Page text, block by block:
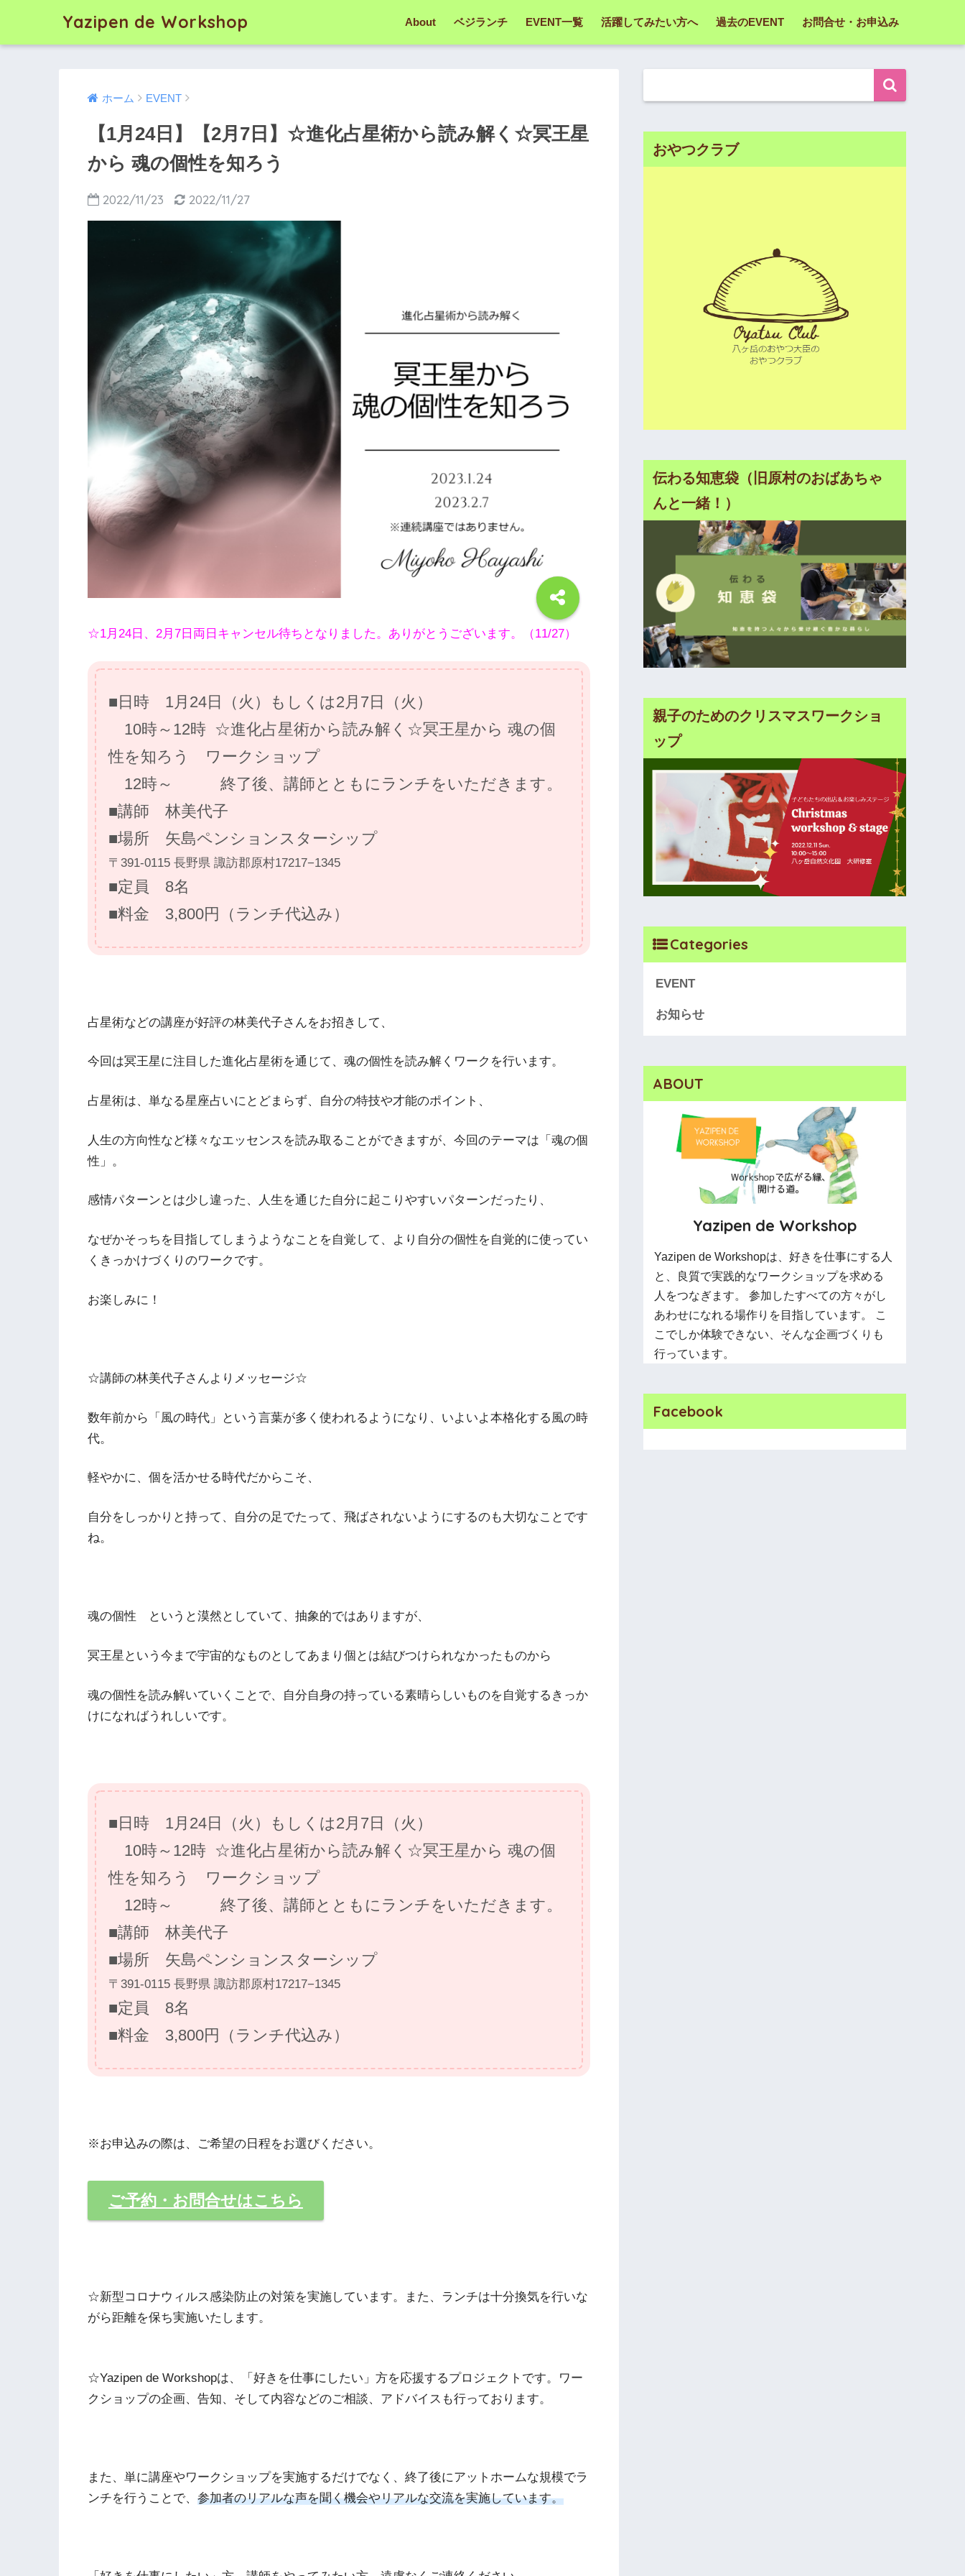
Yazipen de Workshop About ベジランチ EVENT一覧 活躍してみたい方へ 過去のEVENT お問合せ・お申込み
ホーム EVENT
【1月24日】【2月7日】☆進化占星術から読み解く☆冥王星
から 魂の個性を知ろう
2022/11/23 2022/11/27
☆1月24日、2月7日両日キャンセル待ちとなりました。ありがとうございます。（11/27）
■日時 1月24日（火）もしくは2月7日（火）
10時～12時 ☆進化占星術から読み解く☆冥王星から 魂の個
性を知ろう ワークショップ
12時～ 終了後、講師とともにランチをいただきます。
■講師 林美代子
■場所 矢島ペンションスターシップ
〒391-0115 長野県 諏訪郡原村17217−1345
■定員 8名
■料金 3,800円（ランチ代込み）
占星術などの講座が好評の林美代子さんをお招きして、
今回は冥王星に注目した進化占星術を通じて、魂の個性を読み解くワークを行います。
占星術は、単なる星座占いにとどまらず、自分の特技や才能のポイント、
人生の方向性など様々なエッセンスを読み取ることができますが、今回のテーマは「魂の個
性」。
感情パターンとは少し違った、人生を通じた自分に起こりやすいパターンだったり、
なぜかそっちを目指してしまうようなことを自覚して、より自分の個性を自覚的に使ってい
くきっかけづくりのワークです。
お楽しみに！
☆講師の林美代子さんよりメッセージ☆
数年前から「風の時代」という言葉が多く使われるようになり、いよいよ本格化する風の時
代。
軽やかに、個を活かせる時代だからこそ、
自分をしっかりと持って、自分の足でたって、飛ばされないようにするのも大切なことです
ね。
魂の個性 というと漠然としていて、抽象的ではありますが、
冥王星という今まで宇宙的なものとしてあまり個とは結びつけられなかったものから
魂の個性を読み解いていくことで、自分自身の持っている素晴らしいものを自覚するきっか
けになればうれしいです。
■日時 1月24日（火）もしくは2月7日（火）
10時～12時 ☆進化占星術から読み解く☆冥王星から 魂の個
性を知ろう ワークショップ
12時～ 終了後、講師とともにランチをいただきます。
■講師 林美代子
■場所 矢島ペンションスターシップ
〒391-0115 長野県 諏訪郡原村17217−1345
■定員 8名
■料金 3,800円（ランチ代込み）
※お申込みの際は、ご希望の日程をお選びください。
ご予約・お問合せはこちら
☆新型コロナウィルス感染防止の対策を実施しています。また、ランチは十分換気を行いな
がら距離を保ち実施いたします。
☆Yazipen de Workshopは、「好きを仕事にしたい」方を応援するプロジェクトです。
ワー
クショップの企画、告知、そして内容などのご相談、アドバイスも行っております。
また、単に講座やワークショップを実施するだけでなく、 終了後にアットホームな規模でラ
ンチを行うことで、 参加者のリアルな声を聞く機会やリアルな交流を実施しています。
おやつクラブ
伝わる知恵袋（旧原村のおばあちゃ
んと一緒！）
親子のためのクリスマスワークショ
ップ
Categories
EVENT
お知らせ
ABOUT
Yazipen de Workshop
Yazipen de Workshopは、好きを仕事にする人
と、良質で実践的なワークショップを求める
人をつなぎます。 参加したすべての方々がし
あわせになれる場作りを目指しています。 こ
こでしか体験できない、そんな企画づくりも
行っています。
Facebook